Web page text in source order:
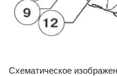
Схематическое